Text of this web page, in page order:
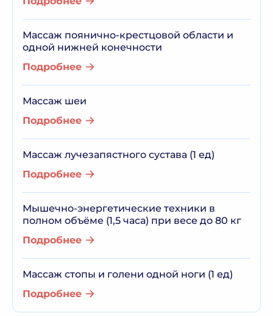
Массаж поянично-крестцовой области и
одной нижней конечности
Подробнее
Массаж шеи
Подробнее
Массаж лучезапястного сустава (1 ед)
Подробнее
Мышечно-энергетические техники в
полном объёме (1,5 часа) при весе до 80 кг
Подробнее
Массаж стопы и голени одной ноги (1 ед)
Подробнее